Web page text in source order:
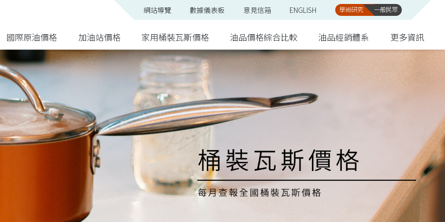
網站導覽 數據儀表板 意見信箱 ENGLISH 學術研究 一般民眾
國際原油價格 加油站價格 家用桶裝瓦斯價格 油品價格綜合比較 油品經銷體系 更多資訊